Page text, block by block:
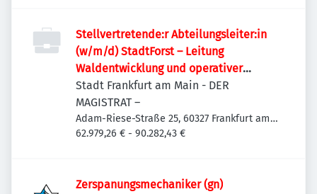
Stellvertretende:r Abteilungsleiter:in
(w/m/d) StadtForst – Leitung
Waldentwicklung und operativer
Forstbetrieb
Stadt Frankfurt am Main - DER
MAGISTRAT –
Adam-Riese-Straße 25, 60327 Frankfurt am
Main-Innenstadt I, Deutschland
62.979,26 € - 90.282,43 €
Zerspanungsmechaniker (gn)